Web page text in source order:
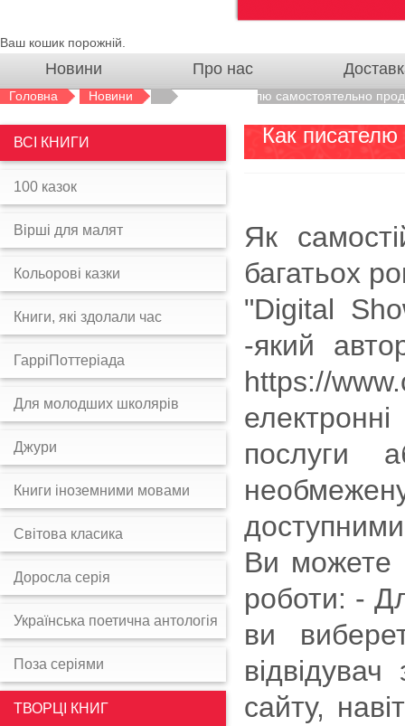
Ваш кошик порожній.
Новини Про нас
Головна Новини Как писателю самостоятельно
Как писателю
Як
багатьох
"Digital
-який
https://
послуги
Ви можете
роботи: -
ви
сайту,
ВСІ КНИГИ
100 казок
Вірші для малят
Кольорові казки
Книги, які здолали час
ГарріПоттеріада
Для молодших школярів
Джури
Книги іноземними мовами
Світова класика
Доросла серія
Українська поетична антологія
Поза серіями
ТВОРЦІ КНИГ